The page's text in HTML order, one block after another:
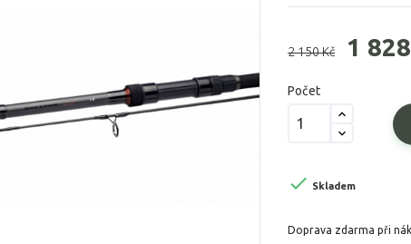
2 150 Kč 1
Počet
 Skladem
Doprava zdarma při